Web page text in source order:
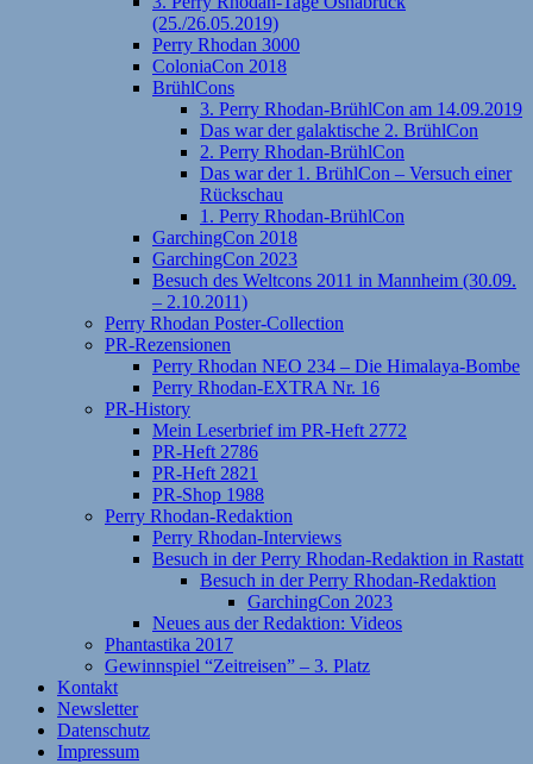
(25./26.05.2019)
Perry Rhodan 3000
ColoniaCon 2018
BrühlCons
3. Perry Rhodan-BrühlCon am 14.09.2019
Das war der galaktische 2. BrühlCon
2. Perry Rhodan-BrühlCon
Das war der 1. BrühlCon – Versuch einer
Rückschau
1. Perry Rhodan-BrühlCon
GarchingCon 2018
GarchingCon 2023
Besuch des Weltcons 2011 in Mannheim (30.09.
– 2.10.2011)
Perry Rhodan Poster-Collection
PR-Rezensionen
Perry Rhodan NEO 234 – Die Himalaya-Bombe
Perry Rhodan-EXTRA Nr. 16
PR-History
Mein Leserbrief im PR-Heft 2772
PR-Heft 2786
PR-Heft 2821
PR-Shop 1988
Perry Rhodan-Redaktion
Perry Rhodan-Interviews
Besuch in der Perry Rhodan-Redaktion in Rastatt
Besuch in der Perry Rhodan-Redaktion
GarchingCon 2023
Neues aus der Redaktion: Videos
Phantastika 2017
Gewinnspiel “Zeitreisen” – 3. Platz
Kontakt
Newsletter
Datenschutz
Impressum